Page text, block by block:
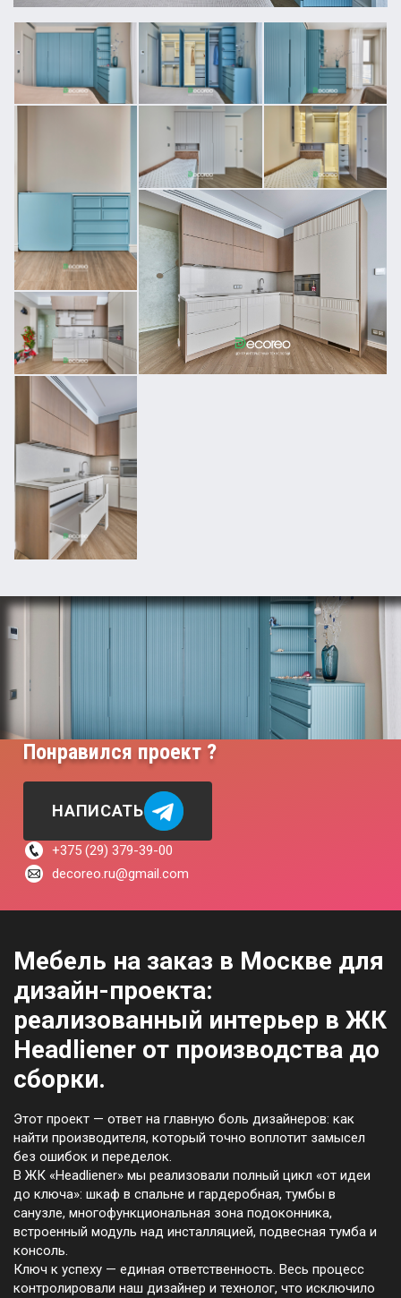
Понравился проект ?
НАПИСАТЬ
+375 (29) 379-39-00
decoreo.ru@gmail.com
Мебель на заказ в Москве для
дизайн-проекта:
реализованный интерьер в ЖК
Headliener от производства до
сборки.
Этот проект — ответ на главную боль дизайнеров: как
найти производителя, который точно воплотит замысел
без ошибок и переделок.
В ЖК «Headliener» мы реализовали полный цикл «от идеи
до ключа»: шкаф в спальне и гардеробная, тумбы в
санузле, многофункциональная зона подоконника,
встроенный модуль над инсталляцией, подвесная тумба и
консоль.
Ключ к успеху — единая ответственность. Весь процесс
контролировали наш дизайнер и технолог, что исключило